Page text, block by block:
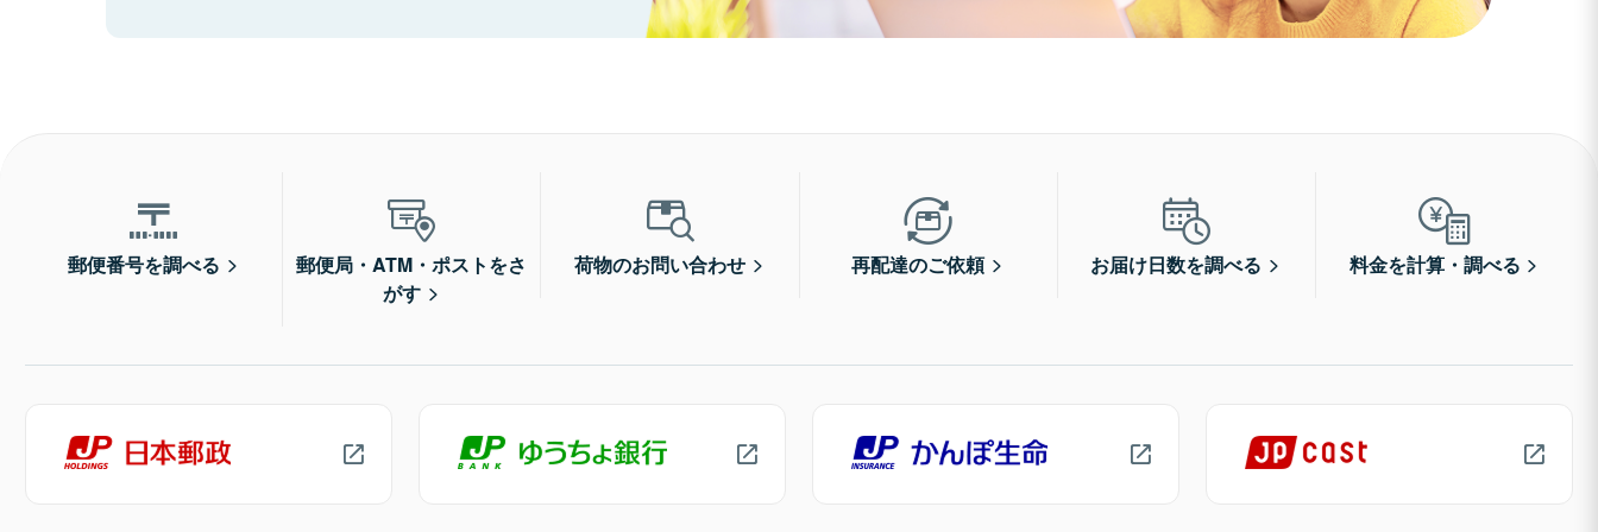
郵便番号を調べる
郵便局・ATM・ポストをさ
がす
荷物のお問い合わせ 再配達のご依頼 お届け日数を調べる 料金を計算・調べる